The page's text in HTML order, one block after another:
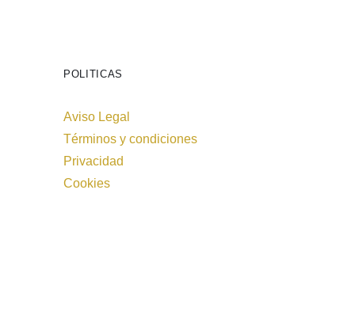
POLITICAS
Aviso Legal
Términos y condiciones
Privacidad
Cookies